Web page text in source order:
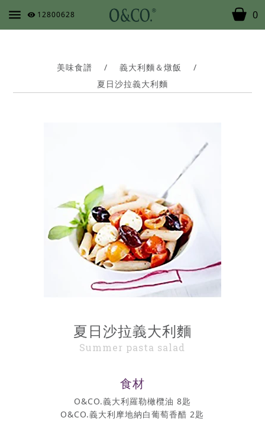
12800628 0
美味食譜 / 義大利麵＆燉飯
/
夏日沙拉義大利麵
夏日沙拉義大利麵
Summer pasta salad
食材
O&CO.義大利羅勒橄欖油 8匙
O&CO.義大利摩地納白葡萄香醋 2匙